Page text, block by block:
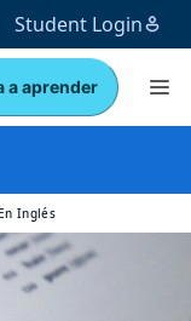
Student Login
a aprender
Inglés